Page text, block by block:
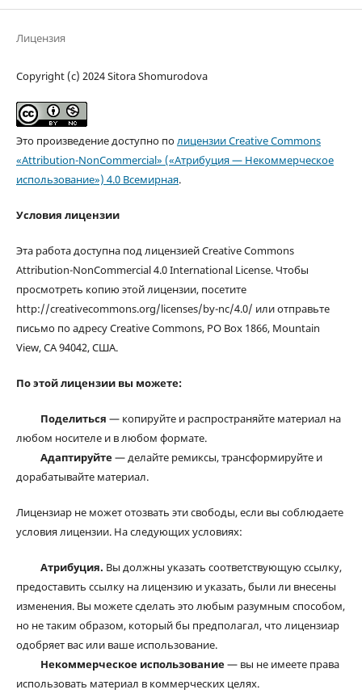
Лицензия
Copyright (c) 2024 Sitora Shomurodova
Это произведение доступно полицензии Creative Commons
«Attribution-NonCommercial» («Атрибуция — Некоммерческое
использование») 4.0 Всемирная.
Условия лицензии
Эта работа доступна под лицензией Creative Commons
Attribution-NonCommercial 4.0 International License. Чтобы
просмотреть копию этой лицензии, посетите
http://creativecommons.org/licenses/by-nc/4.0/ или отправьте
письмо по адресу Creative Commons, PO Box 1866, Mountain
View, CA 94042, США.
По этой лицензии вы можете:
Поделиться — копируйте и распространяйте материал на
любом носителе и в любом формате.
Адаптируйте— делайте ремиксы, трансформируйте и
дорабатывайте материал.
Лицензиар не может отозвать эти свободы, если вы соблюдаете
условия лицензии. На следующих условиях:
Атрибуция. Вы должны указать соответствующую ссылку,
предоставить ссылку на лицензию и указать, были ли внесены
изменения. Вы можете сделать это любым разумным способом,
но не таким образом, который бы предполагал, что лицензиар
одобряет вас или ваше использование.
Некоммерческое использование— вы не имеете права
использовать материал в коммерческих целях.